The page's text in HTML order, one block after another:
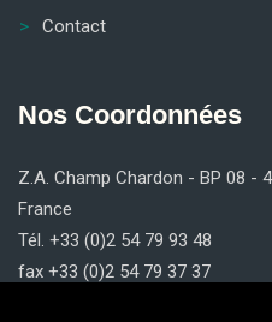
Contact
Nos Coordonnées
Z.A. Champ Chardon - BP 08 -
France
Tél. +33 (0)2 54 79 93 48
fax +33 (0)2 54 79 37 37